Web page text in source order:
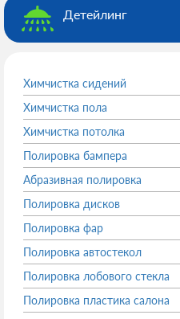
Детейлинг
Химчистка сидений
Химчистка пола
Химчистка потолка
Полировка бампера
Абразивная полировка
Полировка дисков
Полировка фар
Полировка автостекол
Полировка лобового стекла
Полировка пластика салона